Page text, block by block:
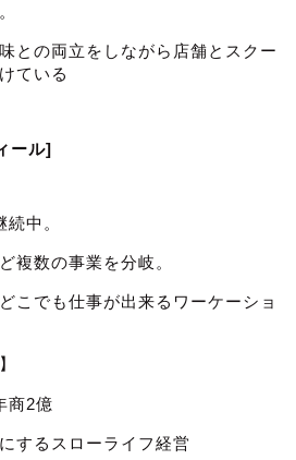
との両立をしながら店舗とスクー
ている
ール]
中。
複数の事業を分岐。
こでも仕事が出来るワーケーショ
商2億
するスローライフ経営